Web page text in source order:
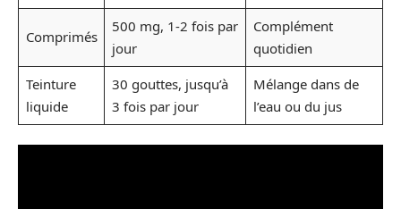
Comprimés
500 mg, 1-2 fois par
jour
Complément
quotidien
Teinture
liquide
30 gouttes, jusqu’à
3 fois par jour
Mélange dans de
l’eau ou du jus